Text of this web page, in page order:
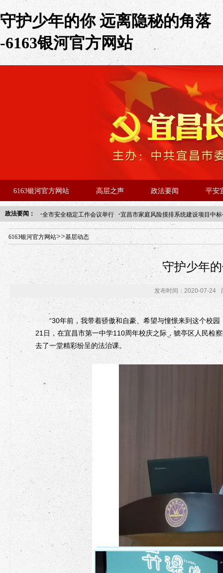
守护少年的你 远离隐秘的角落
-6163银河官方网站
6163银河官方网站 高层之声 政法要闻 平安
政法要闻： ·全市安全稳定工作会议举行 ·宜昌市家庭风险摸排系统建设项目中
年“招才兴业”事业单位人才引进·北京站人民大学入校工作提醒
6163银河官方网站>>基层动态
守护少年
发布时间：2020-07-24
“30年前，我带着骄傲和自豪、希望与憧憬来到这个校园
21日，在宜昌市第一中学110周年校庆之际，猇亭区人民检
去了一堂精彩纷呈的法治课。